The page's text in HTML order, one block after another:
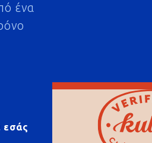
ένα
εσάς